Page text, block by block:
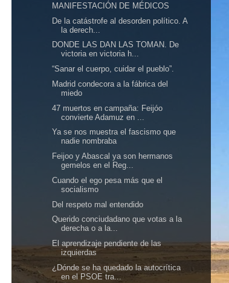
MANIFESTACIÓN DE MÉDICOS
De la catástrofe al desorden político. A
la derech...
DONDE LAS DAN LAS TOMAN. De
victoria en victoria h...
“Sanar el cuerpo, cuidar el pueblo”.
Madrid condecora a la fábrica del
miedo
47 muertos en campaña: Feijóo
convierte Adamuz en ...
Ya se nos muestra el fascismo que
nadie nombraba
Feijoo y Abascal ya son hermanos
gemelos en el Reg...
Cuando el ego pesa más que el
socialismo
Del respeto mal entendido
Querido conciudadano que votas a la
derecha o a la...
El aprendizaje pendiente de las
izquierdas
¿Dónde se ha quedado la autocrítica
en el PSOE tra...